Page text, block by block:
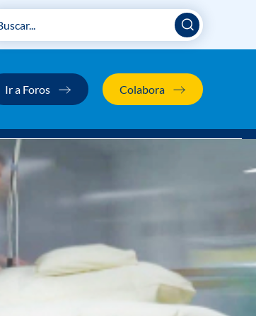
Ir a Foros Colabora